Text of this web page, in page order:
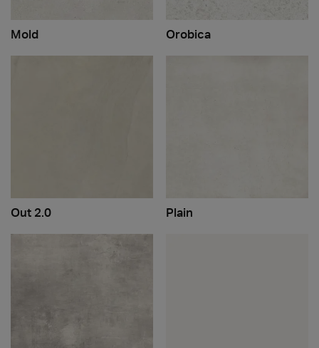
Mold Orobica
Out 2.0 Plain